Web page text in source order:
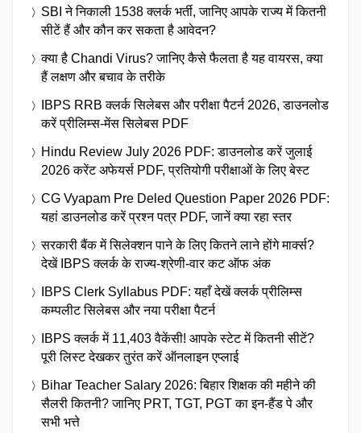
SBI ने निकाली 1538 क्लर्क भर्ती, जानिए आपके राज्य में कितनी
सीटें हैं और कौन कर सकता है आवेदन?
क्या है Chandi Virus? जानिए कैसे फैलता है यह वायरस, क्या
हैं लक्षण और बचाव के तरीके
IBPS RRB क्लर्क सिलेबस और परीक्षा पैटर्न 2026, डाउनलोड
करें प्रीलिम्स-मेंस सिलेबस PDF
Hindu Review July 2026 PDF: डाउनलोड करें जुलाई
2026 करेंट अफेयर्स PDF, प्रतियोगी परीक्षाओं के लिए बेस्ट
CG Vyapam Pre Deled Question Paper 2026 PDF:
यहां डाउनलोड करें प्रश्न पत्र PDF, जानें क्या रहा स्तर
सरकारी बैंक में सिलेक्शन पाने के लिए कितने लाने होंगे मार्क्स?
देखें IBPS क्लर्क के राज्य-श्रेणी-वार कट ऑफ अंक
IBPS Clerk Syllabus PDF: यहाँ देखें क्लर्क प्रीलिम्स
कम्पलीट सिलेबस और नया परीक्षा पैटर्न
IBPS क्लर्क में 11,403 वैकेंसी! आपके स्टेट में कितनी सीटें?
पूरी लिस्ट देखकर तुरंत करें ऑनलाइन एप्लाई
Bihar Teacher Salary 2026: बिहार शिक्षक की महीने की
सैलरी कितनी? जानिए PRT, TGT, PGT का इन-हैंड पे और
सभी भत्ते